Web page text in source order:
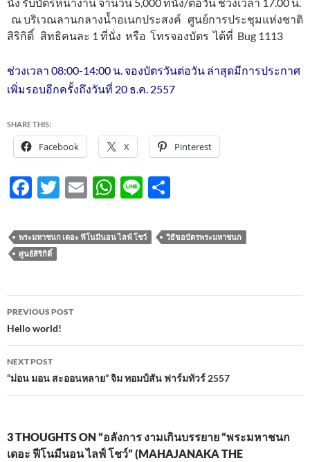
ณ บริเวณลานกลางน้ำอเนกประสงค์ ศูนย์การประชุมแห่งชาติ
สิริกิติ์ สิทธิคนละ 1 ที่นั่ง หรือ โทรจองบัตร ได้ที่ Bug 1113
ช่วงเวลา 08:00-14:00 น. จองบัตรวันต่อวัน ล่าสุดมีการประกาศ
เพิ่มรอบอีกครั้งถึงวันที่ 20 ธ.ค. 2557
SHARE THIS:
Facebook X Pinterest
F
e
b
o
k
T
itt
er
E
ail
W
at
s
p
Li
e
ar
e
พระมหาชนก เดอะ ฟีโนมีนอน ไลฟ์ โชว์
วิธีขอบัตรพระมหาชนก
ศูนย์สิริกิติ์
Post
navigation
PREVIOUS POST
Hello world!
NEXT POST
“ม่อน มอน สะออนหลาย” จิม ทอมป์สัน ฟาร์มทัวร์ 2557
3 THOUGHTS ON “อลังการ งามเกินบรรยาย “พระมหาชนก
เดอะ ฟีโนมีนอน ไลฟ์ โชว์” (MAHAJANAKA THE